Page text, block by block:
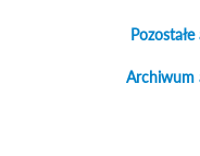
Archiwum